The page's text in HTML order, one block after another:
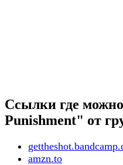
Ссылки где
Punishment" от
amzn.to